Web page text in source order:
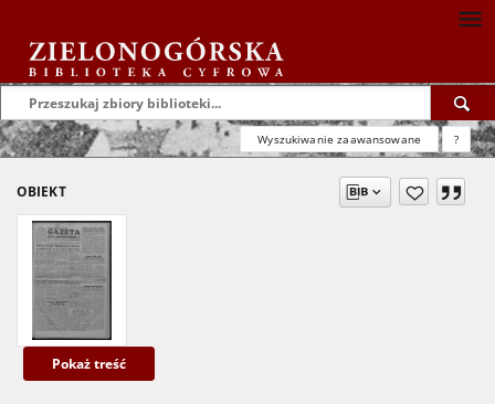
Wyszukiwanie zaawansowane ?
OBIEKT
Pokaż treść